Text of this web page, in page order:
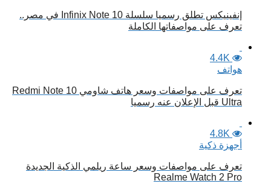
إنفينيكس تطلق رسميا سلسلة Infinix Note 10 في مصر..
تعرف على مواصفاتها الكاملة
4.4K
هواتف
تعرف على مواصفات وسعر هاتف شاومي Redmi Note 10
Ultra قبل الإعلان عنه رسميا
4.8K
أجهزة ذكية
تعرف على مواصفات وسعر ساعة ريلمي الذكية الجديدة
Realme Watch 2 Pro